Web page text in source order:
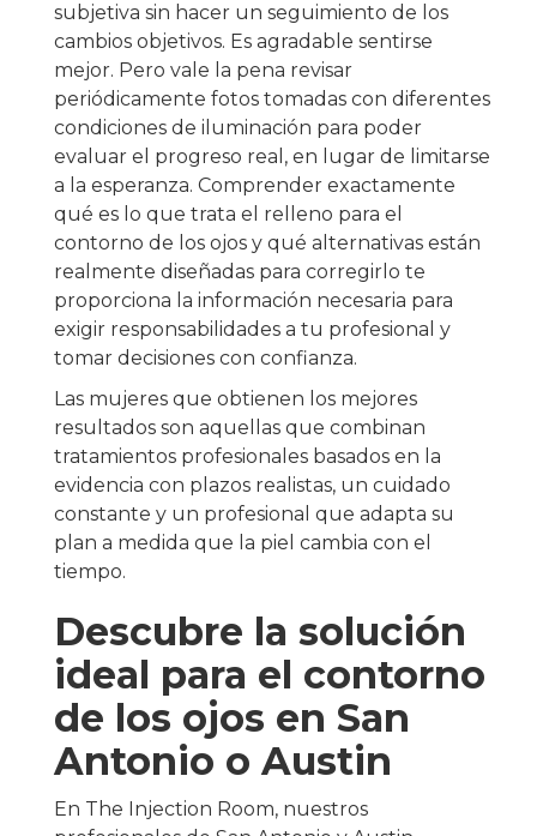
subjetiva sin hacer un seguimiento de los
cambios objetivos. Es agradable sentirse
mejor. Pero vale la pena revisar
periódicamente fotos tomadas con diferentes
condiciones de iluminación para poder
evaluar el progreso real, en lugar de limitarse
a la esperanza. Comprender exactamente
qué es lo que trata el relleno para el
contorno de los ojos y qué alternativas están
realmente diseñadas para corregirlo te
proporciona la información necesaria para
exigir responsabilidades a tu profesional y
tomar decisiones con confianza.
Las mujeres que obtienen los mejores
resultados son aquellas que combinan
tratamientos profesionales basados en la
evidencia con plazos realistas, un cuidado
constante y un profesional que adapta su
plan a medida que la piel cambia con el
tiempo.
Descubre la solución
ideal para el contorno
de los ojos en San
Antonio o Austin
En The Injection Room, nuestros